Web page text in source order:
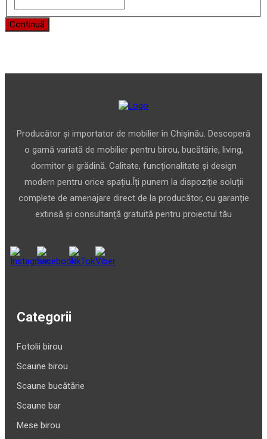
Continuă
Producător și importator de mobilier în Chișinău. Descoperă
o gamă variată de mobilier pentru birou, bucătărie, living,
dormitor și grădină. Calitate, funcționalitate și design
modern pentru orice spațiu.Îți punem la dispoziție soluții
complete de amenajare direct de la producător, cu garanție
extinsă și consultanță gratuită pentru proiectul tău
Categorii
Fotolii birou
Scaune birou
Scaune bucătărie
Scaune bar
Mese birou